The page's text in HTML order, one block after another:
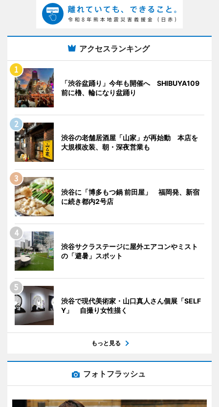
アクセスランキング
「渋谷盆踊り」今年も開催へ SHIBUYA109
前に櫓、輪になり盆踊り
渋谷の老舗居酒屋「山家」が再始動 本店を
大規模改装、朝・深夜営業も
渋谷に「博多もつ鍋 前田屋」 福岡発、新宿
に続き都内2号店
渋谷サクラステージに屋外エアコンやミスト
の「避暑」スポット
渋谷で現代美術家・山口真人さん個展「SELF
Y」 自撮り女性描く
もっと見る
フォトフラッシュ